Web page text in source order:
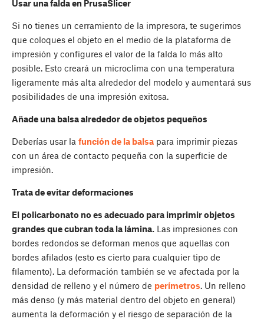
Usar una falda en PrusaSlicer
Si no tienes un cerramiento de la impresora, te sugerimos
que coloques el objeto en el medio de la plataforma de
impresión y configures el valor de la falda lo más alto
posible. Esto creará un microclima con una temperatura
ligeramente más alta alrededor del modelo y aumentará sus
posibilidades de una impresión exitosa.
Añade una balsa alrededor de objetos pequeños
Deberías usar la función de la balsa para imprimir piezas
con un área de contacto pequeña con la superficie de
impresión.
Trata de evitar deformaciones
El policarbonato no es adecuado para imprimir objetos
grandes que cubran toda la lámina. Las impresiones con
bordes redondos se deforman menos que aquellas con
bordes afilados (esto es cierto para cualquier tipo de
filamento). La deformación también se ve afectada por la
densidad de relleno y el número de perímetros. Un relleno
más denso (y más material dentro del objeto en general)
aumenta la deformación y el riesgo de separación de la